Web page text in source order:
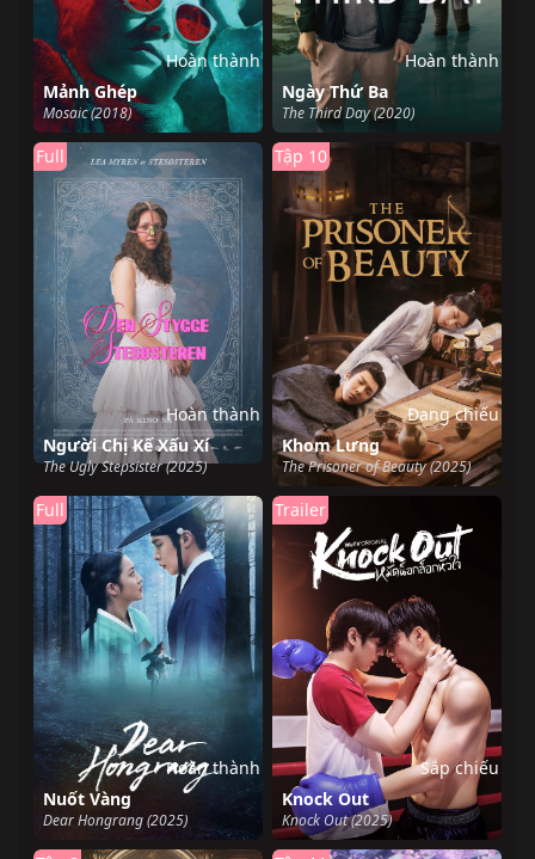
Mảnh Ghép
Mosaic (2018)
Hoàn thành
Ngày Thứ Ba
The Third Day (2020)
Hoàn thành
Người Chị Kế Xấu Xí
The Ugly Stepsister (2025)
Full
Hoàn thành
Khom Lưng
The Prisoner of Beauty (2025)
Tập 10
Đang chiếu
Nuốt Vàng
Dear Hongrang (2025)
Full
Hoàn thành
Knock Out
Knock Out (2025)
Trailer
Sắp chiếu